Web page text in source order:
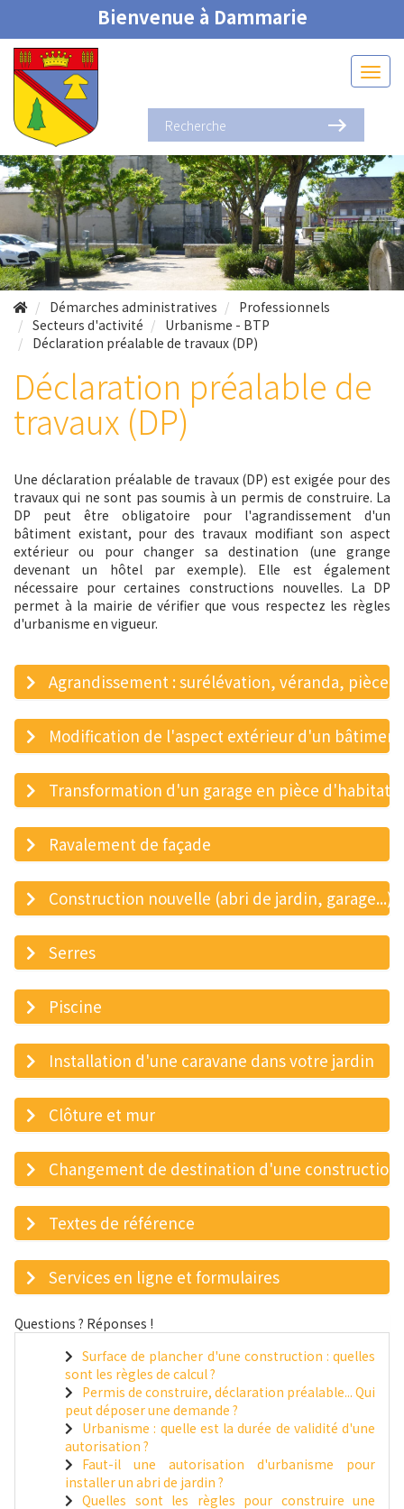
Bienvenue à Dammarie
Démarches administratives
Professionnels
Secteurs d'activité
Urbanisme - BTP
Déclaration préalable de travaux (DP)
Déclaration préalable de
travaux (DP)
Une déclaration préalable de travaux (DP) est exigée pour des
travaux qui ne sont pas soumis à un permis de construire. La
DP peut être obligatoire pour l'agrandissement d'un
bâtiment existant, pour des travaux modifiant son aspect
extérieur ou pour changer sa destination (une grange
devenant un hôtel par exemple). Elle est également
nécessaire pour certaines constructions nouvelles. La DP
permet à la mairie de vérifier que vous respectez les règles
d'urbanisme en vigueur.
Agrandissement : surélévation, véranda, pièce
Modification de l'aspect extérieur d'un
Transformation d'un garage en pièce
Ravalement de façade
Construction nouvelle (abri de jardin, garage...)
Serres
Piscine
Installation d'une caravane dans votre jardin
Clôture et mur
Changement de destination d'une construction
Textes de référence
Services en ligne et formulaires
Questions ? Réponses !
Surface de plancher d'une construction : quelles
sont les règles de calcul ?
Permis de construire, déclaration préalable... Qui
peut déposer une demande ?
Urbanisme : quelle est la durée de validité d'une
autorisation ?
Faut-il une autorisation d'urbanisme pour
installer un abri de jardin ?
Quelles sont les règles pour construire une